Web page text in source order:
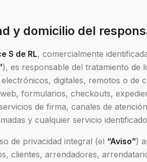
y domicilio del
S de RL, comercialmente
), es responsable del tratamiento de
digitales, remotos o de
formularios, checkouts,
de firma, canales de
y cualquier servicio
de privacidad integral (el “Aviso”)
clientes, arrendadores,